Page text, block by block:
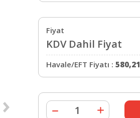
Fiyat
KDV Dahil Fiyat
Havale/EFT Fiyatı : 580,21